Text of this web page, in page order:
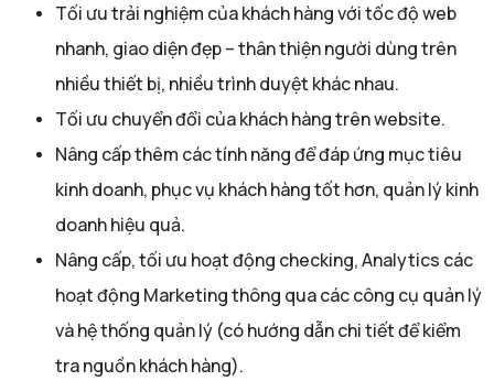
Tối ưu trải nghiệm của khách hàng với tốc độ web
nhanh, giao diện đẹp – thân thiện người dùng trên
nhiều thiết bị, nhiều trình duyệt khác nhau.
Tối ưu chuyển đổi của khách hàng trên website.
Nâng cấp thêm các tính năng để đáp ứng mục tiêu
kinh doanh, phục vụ khách hàng tốt hơn, quản lý kinh
doanh hiệu quả.
Nâng cấp, tối ưu hoạt động checking, Analytics các
hoạt động Marketing thông qua các công cụ quản lý
và hệ thống quản lý (có hướng dẫn chi tiết để kiểm
tra nguồn khách hàng).